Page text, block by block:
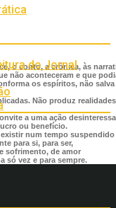
do Jornal
o conto, a crônica, às
não aconteceram e que
os espíritos, não salva
Não produz realidades
a uma ação
ou benefício.
num tempo suspendido
para si, para ser,
sofrimento, de amor
só vez e para sempre.